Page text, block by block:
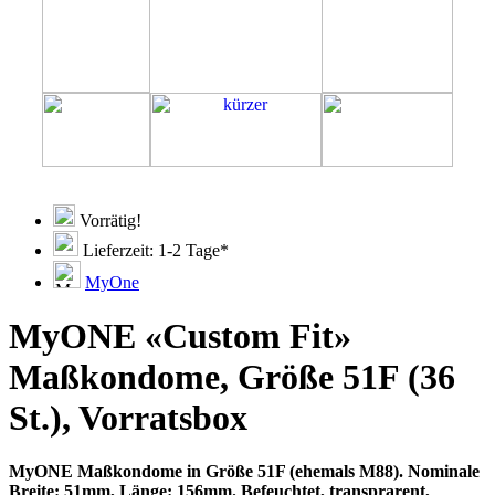
Vorrätig!
Lieferzeit: 1-2 Tage*
MyOne
MyONE «Custom Fit»
Maßkondome, Größe 51F (36
St.), Vorratsbox
MyONE Maßkondome in Größe 51F (ehemals M88). Nominale